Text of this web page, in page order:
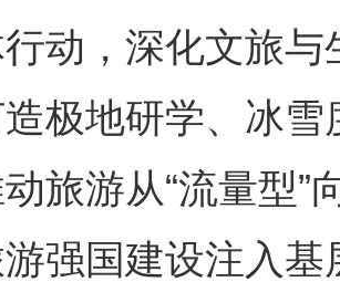
动，深化文旅
极地研学、冰
旅游从“流量型”
强国建设注入